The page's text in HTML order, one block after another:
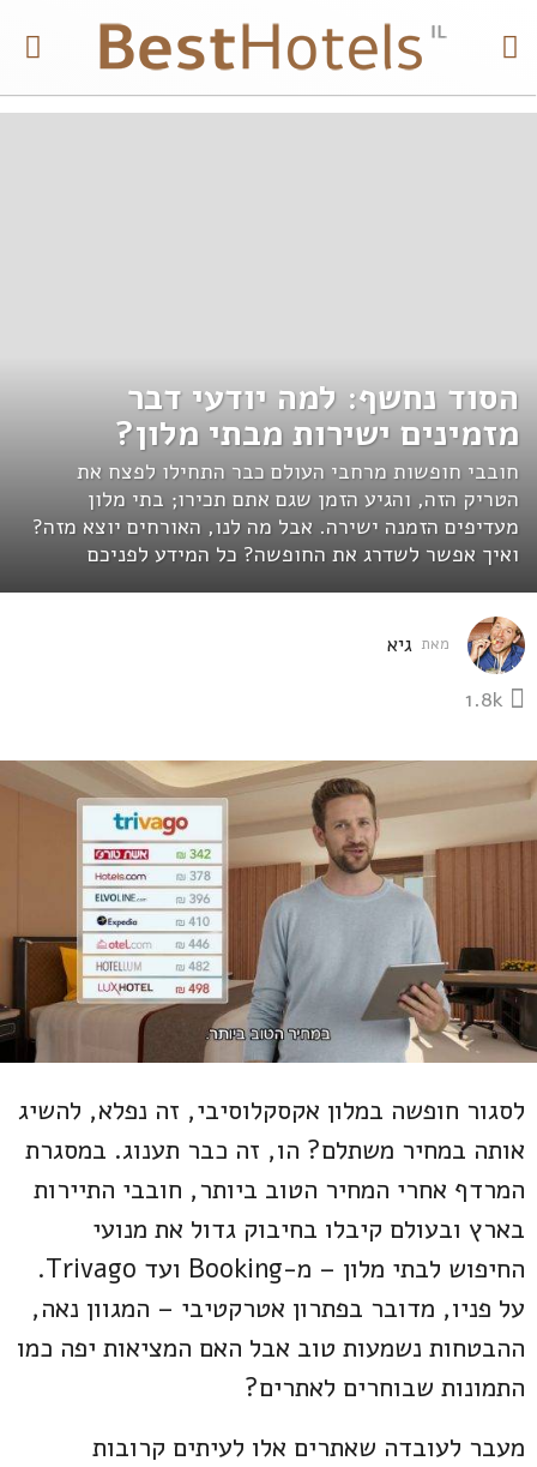
6
ש
נ
י
ם
ל
פ
נ
י
6
ש
נ
ל
פ
נ
י
הסוד נחשף: למה יודעי דבר
מזמינים ישירות מבתי מלון?
חובבי חופשות מרחבי העולם כבר התחילו לפצח את
הטריק הזה, והגיע הזמן שגם אתם תכירו; בתי מלון
מעדיפים הזמנה ישירה. אבל מה לנו, האורחים יוצא מזה?
ואיך אפשר לשדרג את החופשה? כל המידע לפניכם
מאת גיא
1.8k
לסגור חופשה במלון אקסקלוסיבי, זה נפלא, להשיג
אותה במחיר משתלם? הו, זה כבר תענוג. במסגרת
המרדף אחרי המחיר הטוב ביותר, חובבי התיירות
בארץ ובעולם קיבלו בחיבוק גדול את מנועי
החיפוש לבתי מלון – מ-Booking ועד Trivago.
על פניו, מדובר בפתרון אטרקטיבי – המגוון נאה,
ההבטחות נשמעות טוב אבל האם המציאות יפה כמו
התמונות שבוחרים לאתרים?
מעבר לעובדה שאתרים אלו לעיתים קרובות